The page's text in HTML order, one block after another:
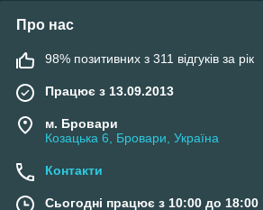
Про нас
98% позитивних з 311 відгуків за рік
Працює з 13.09.2013
м. Бровари
Козацька 6, Бровари, Україна
Контакти
Сьогодні працює з 10:00 до 18:00